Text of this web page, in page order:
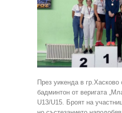
През уикенда в
бадминтон от веригата
U13/U15. Броят на